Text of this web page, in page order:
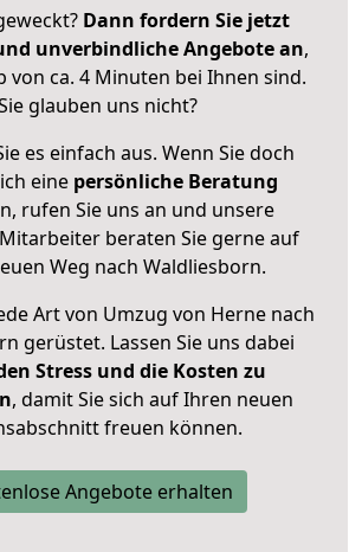
Dann fordern Sie jetzt
unverbindliche Angebote an,
von ca. 4 Minuten bei Ihnen sind.
glauben uns nicht?
es einfach aus. Wenn Sie doch
eine persönliche Beratung
rufen Sie uns an und unsere
beraten Sie gerne auf
Weg nach Waldliesborn.
Art von Umzug von Herne nach
gerüstet. Lassen Sie uns dabei
Stress und die Kosten zu
, damit Sie sich auf Ihren neuen
freuen können.
Angebote erhalten